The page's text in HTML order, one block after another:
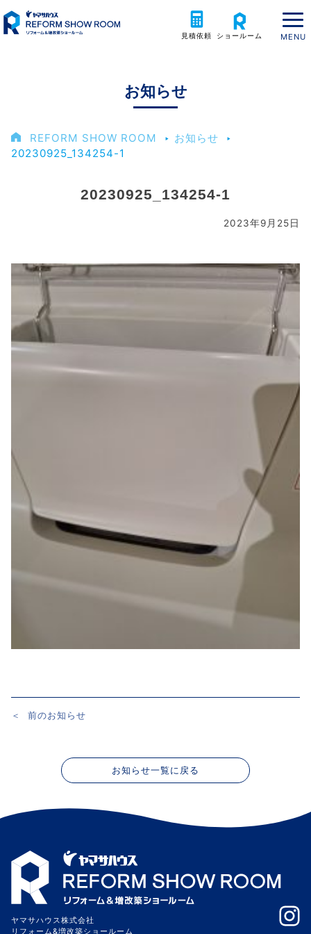
見積依頼 ショールーム
お知らせ
REFORM SHOW ROOM ‣ お知らせ
‣
20230925_134254-1
20230925_134254-1
2023年9月25日
投
ー
ョ
ン
＜ 前のお知らせ
お知らせ一覧に戻る
ヤマサハウス株式会社
リフォーム&増改築ショールーム